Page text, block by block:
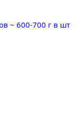
~ 600-700 г в шт